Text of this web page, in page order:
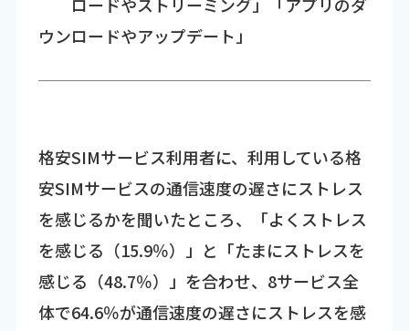
ウンロードやアップデート」
格安SIMサービス利用者に、利用している格
安SIMサービスの通信速度の遅さにストレス
を感じるかを聞いたところ、「よくストレス
を感じる（15.9％）」と「たまにストレスを
感じる（48.7％）」を合わせ、8サービス全
体で64.6％が通信速度の遅さにストレスを感